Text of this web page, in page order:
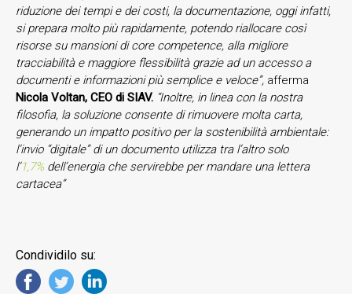
riduzione dei tempi e dei costi, la documentazione, oggi infatti,
si prepara molto più rapidamente, potendo riallocare così
risorse su mansioni di core competence, alla migliore
tracciabilità e maggiore flessibilità grazie ad un accesso a
documenti e informazioni più semplice e veloce”, afferma
Nicola Voltan, CEO di SIAV. “Inoltre, in linea con la nostra
filosofia, la soluzione consente di rimuovere molta carta,
generando un impatto positivo per la sostenibilità ambientale:
l’invio “digitale” di un documento utilizza tra l’altro solo
l’1,7% dell’energia che servirebbe per mandare una lettera
cartacea”
Condividilo su: